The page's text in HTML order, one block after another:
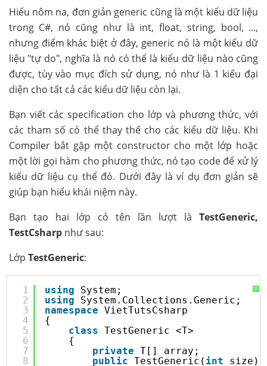
Hiểu nôm na, đơn giản generic cũng là một kiểu dữ liệu
trong C#, nó cũng như là int, float, string, bool, ...,
nhưng điểm khác biệt ở đây, generic nó là một kiểu dữ
liệu "tự do", nghĩa là nó có thể là kiểu dữ liệu nào cũng
được, tùy vào mục đích sử dụng, nó như là 1 kiểu đại
diện cho tất cả các kiểu dữ liệu còn lại.
Bạn viết các specification cho lớp và phương thức, với
các tham số có thể thay thế cho các kiểu dữ liệu. Khi
Compiler bắt gặp một constructor cho một lớp hoặc
một lời gọi hàm cho phương thức, nó tạo code để xử lý
kiểu dữ liệu cụ thể đó. Dưới đây là ví dụ đơn giản sẽ
giúp bạn hiểu khái niệm này.
Bạn tạo hai lớp có tên lần lượt làTestGeneric,
TestCsharpnhư sau:
Lớp TestGeneric:
?
1
2
3
4
5
6
7
8
using
System;
using
System.Collections.Generic;
namespace
VietTutsCsharp
{
class
TestGeneric <T>
{
private
T[] array;
public
TestGeneric( int
size)